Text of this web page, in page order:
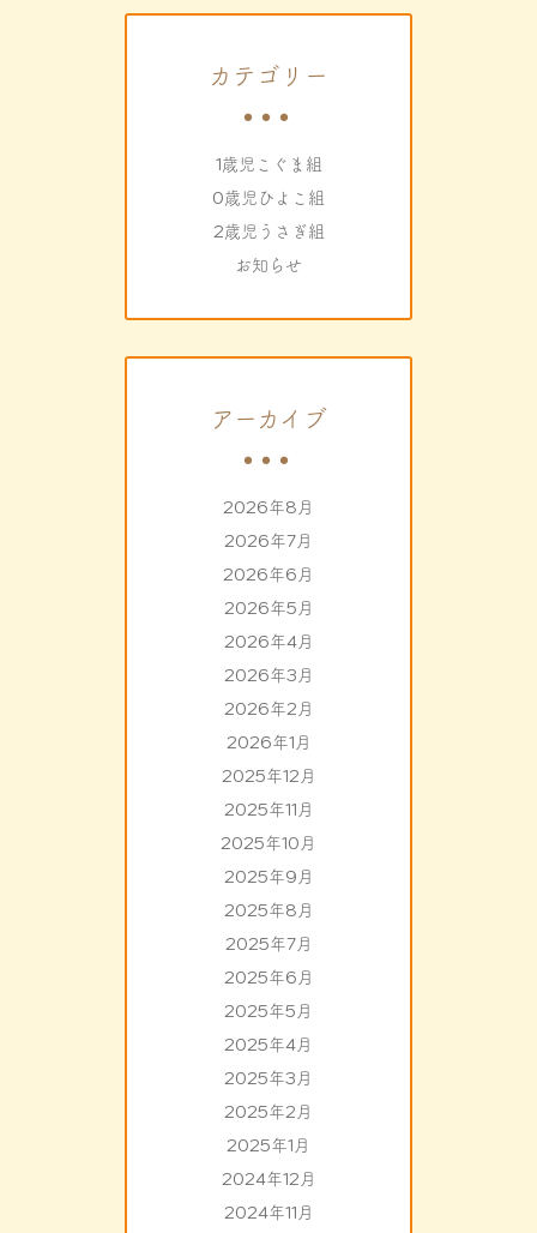
カテゴリー
1歳児こぐま組
0歳児ひよこ組
2歳児うさぎ組
お知らせ
アーカイブ
2026年8月
2026年7月
2026年6月
2026年5月
2026年4月
2026年3月
2026年2月
2026年1月
2025年12月
2025年11月
2025年10月
2025年9月
2025年8月
2025年7月
2025年6月
2025年5月
2025年4月
2025年3月
2025年2月
2025年1月
2024年12月
2024年11月